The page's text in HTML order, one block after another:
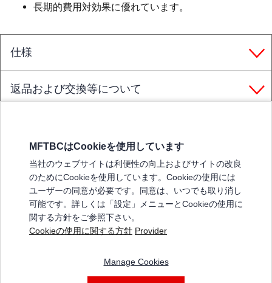
長期的費用対効果に優れています。
仕様
返品および交換等について
弊社の製品について
販売店リスト
よくある質問 / お問い合わせ
特定商取引法に基づく表記
三菱ふそうショップ_利用規約
MFTBCはCookieを使用しています
当社のウェブサイトは利便性の向上およびサイトの改良
のためにCookieを使用しています。Cookieの使用には
ユーザーの同意が必要です。同意は、いつでも取り消し
可能です。詳しくは「設定」メニューとCookieの使用に
関する方針をご参照下さい。
Cookieの使用に関する方針 Provider
Manage Cookies